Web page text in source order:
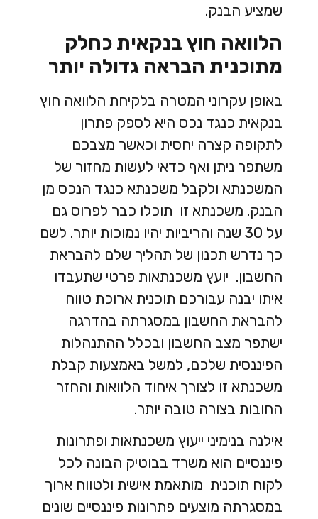
שמציע הבנק.
הלוואה חוץ בנקאית כחלק
מתוכנית הבראה גדולה יותר
באופן עקרוני המטרה בלקיחת הלוואה חוץ
בנקאית כנגד נכס היא לספק פתרון
לתקופה קצרה יחסית וכאשר מצבכם
משתפר ניתן ואף כדאי לעשות מחזור של
המשכנתא ולקבל משכנתא כנגד הנכס מן
הבנק. משכנתא זו תוכלו כבר לפרוס גם
על 30 שנה והריביות יהיו נמוכות יותר. לשם
כך נדרש תכנון של תהליך שלם להבראת
החשבון. יועץ משכנתאות פרטי שתעבדו
איתו יבנה עבורכם תוכנית ארוכת טווח
להבראת החשבון במסגרתה בהדרגה
ישתפר מצב החשבון ובכלל ההתנהלות
הפיננסית שלכם, למשל באמצעות קבלת
משכנתא זו לצורך איחוד הלוואות והחזר
החובות בצורה טובה יותר.
אילנה בנימיני ייעוץ משכנתאות ופתרונות
פיננסיים הוא משרד בבוטיק הבונה לכל
לקוח תוכנית מותאמת אישית ולטווח ארוך
במסגרתה מוצעים פתרונות פיננסיים שונים